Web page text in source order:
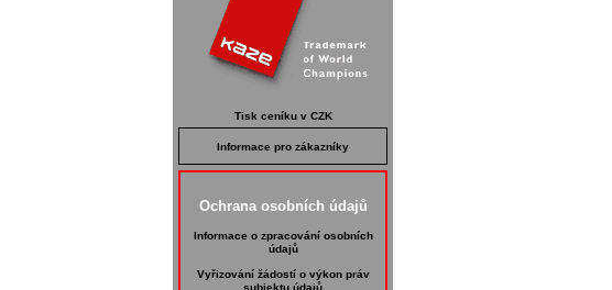
Tisk ceníku v CZK
Informace pro zákazníky
Ochrana osobních údajů
Informace o zpracování osobních
údajů
Vyřizování žádostí o výkon práv
subjektu údajů